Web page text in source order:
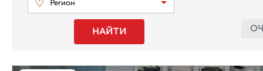
Регион
НАЙТИ